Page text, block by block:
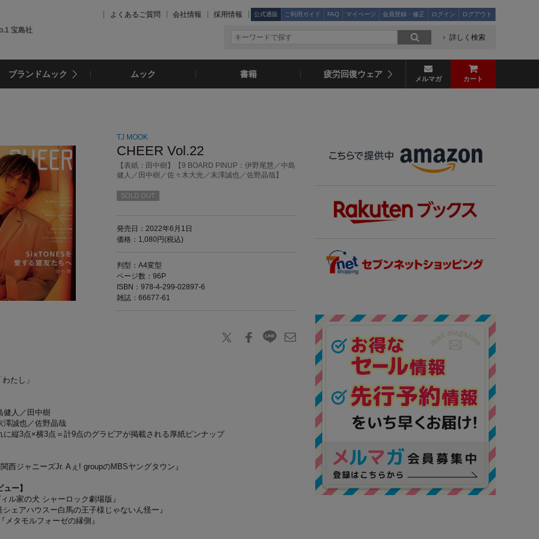
宝島社
よくあるご質問 会社情報 採用情報 公式通販 ご利用ガイド FAQ マイページ 会員登録・修正 ログイン ログアウト
詳しく検索
ブランドムック ムック 書籍 疲労回復ウェア メルマガ カート
TJ MOOK
CHEER Vol.22
【表紙：田中樹】【9 BOARD PINUP：伊野尾慧／中島
健人／田中樹／佐々木大光／末澤誠也／佐野晶哉】
SOLD OUT
発売日：2022年6月1日
価格：1,080円(税込)
判型：A4変型
ページ数：96P
ISBN：978-4-299-02897-6
雑誌：66677-61
たし」
健人／田中樹
澤誠也／佐野晶哉
縦3点×横3点＝計9点のグラビアが掲載される厚紙ピンナップ
西ジャニーズJr. Aぇ! groupのMBSヤングタウン』
ー】
ル家の犬 シャーロック劇場版』
ェアハウスー白馬の王子様じゃないん怪ー』
タモルフォーゼの縁側』